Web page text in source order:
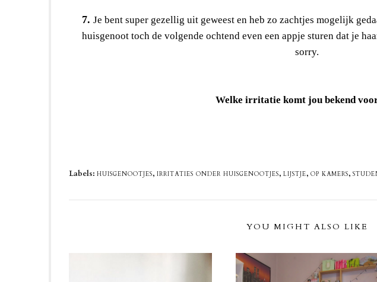
7. Je bent super gezellig uit geweest en heb zo zachtjes mogelijk
huisgenoot toch de volgende ochtend even een appje sturen dat je
sorry.
Welke irritatie komt jou bekend
Labels: HUISGENOOTJES, IRRITATIES ONDER HUISGENOOTJES, LIJSTJE, OP KAMERS,
YOU MIGHT ALSO LIKE